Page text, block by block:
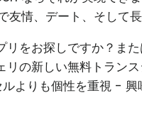
情、デート、そして長
リをお探しですか？ま
の新しい無料トランス
よりも個性を重視 -